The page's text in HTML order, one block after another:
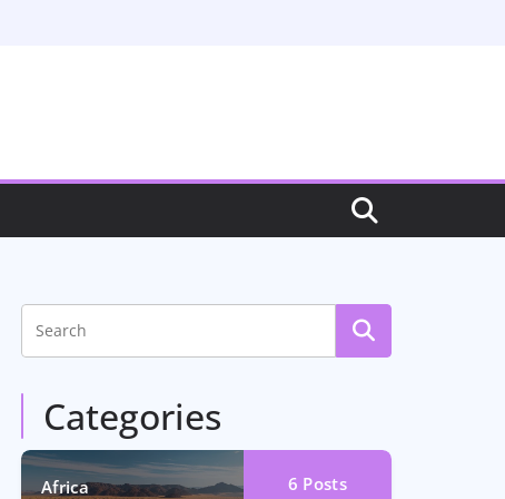
Categories
Africa 6 Posts